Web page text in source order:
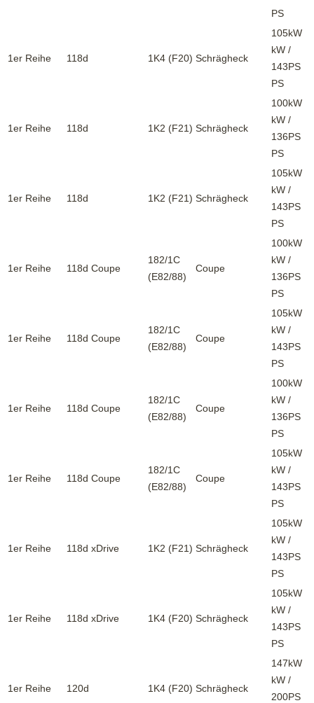
PS
1er Reihe 118d 1K4 (F20) Schrägheck
105kW
kW /
143PS
PS
1er Reihe 118d 1K2 (F21) Schrägheck
100kW
kW /
136PS
PS
1er Reihe 118d 1K2 (F21) Schrägheck
105kW
kW /
143PS
PS
1er Reihe 118d Coupe
182/1C
(E82/88)
Coupe
100kW
kW /
136PS
PS
1er Reihe 118d Coupe
182/1C
(E82/88)
Coupe
105kW
kW /
143PS
PS
1er Reihe 118d Coupe
182/1C
(E82/88)
Coupe
100kW
kW /
136PS
PS
1er Reihe 118d Coupe
182/1C
(E82/88)
Coupe
105kW
kW /
143PS
PS
1er Reihe 118d xDrive 1K2 (F21) Schrägheck
105kW
kW /
143PS
PS
1er Reihe 118d xDrive 1K4 (F20) Schrägheck
105kW
kW /
143PS
PS
1er Reihe 120d 1K4 (F20) Schrägheck
147kW
kW /
200PS